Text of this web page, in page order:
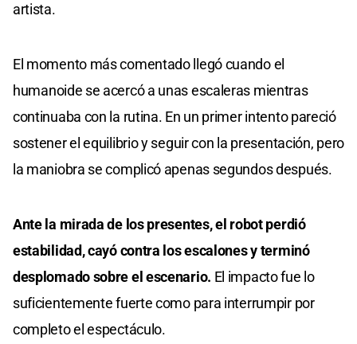
artista.
El momento más comentado llegó cuando el
humanoide se acercó a unas escaleras mientras
continuaba con la rutina. En un primer intento pareció
sostener el equilibrio y seguir con la presentación, pero
la maniobra se complicó apenas segundos después.
Ante la mirada de los presentes, el robot perdió
estabilidad, cayó contra los escalones y terminó
desplomado sobre el escenario. El impacto fue lo
suficientemente fuerte como para interrumpir por
completo el espectáculo.